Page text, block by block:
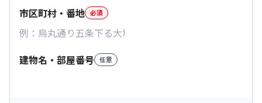
市区町村・番地 必須
建物名・部屋番号 任意